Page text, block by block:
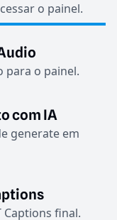
o painel.
para o painel.
com IA
generate em
Captions final.